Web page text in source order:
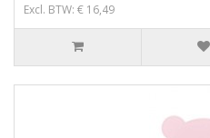
Excl. BTW: € 16,49